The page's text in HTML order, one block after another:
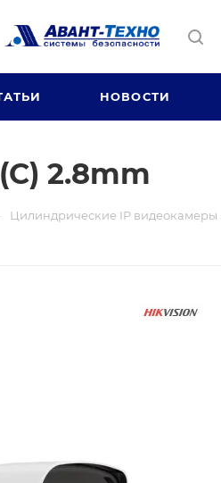
НОВОСТИ
2.8mm
Цилиндрические IP видеокамеры